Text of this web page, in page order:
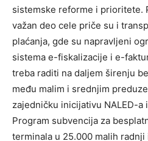
sistemske reforme i prioritete.
važan deo cele priče su i
plaćanja, gde su napravljeni
sistema e-fiskalizacije i e-
treba raditi na daljem širenju
među malim i srednjim
zajedničku inicijativu NALED-a
Program subvencija za
terminala u 25.000 malih